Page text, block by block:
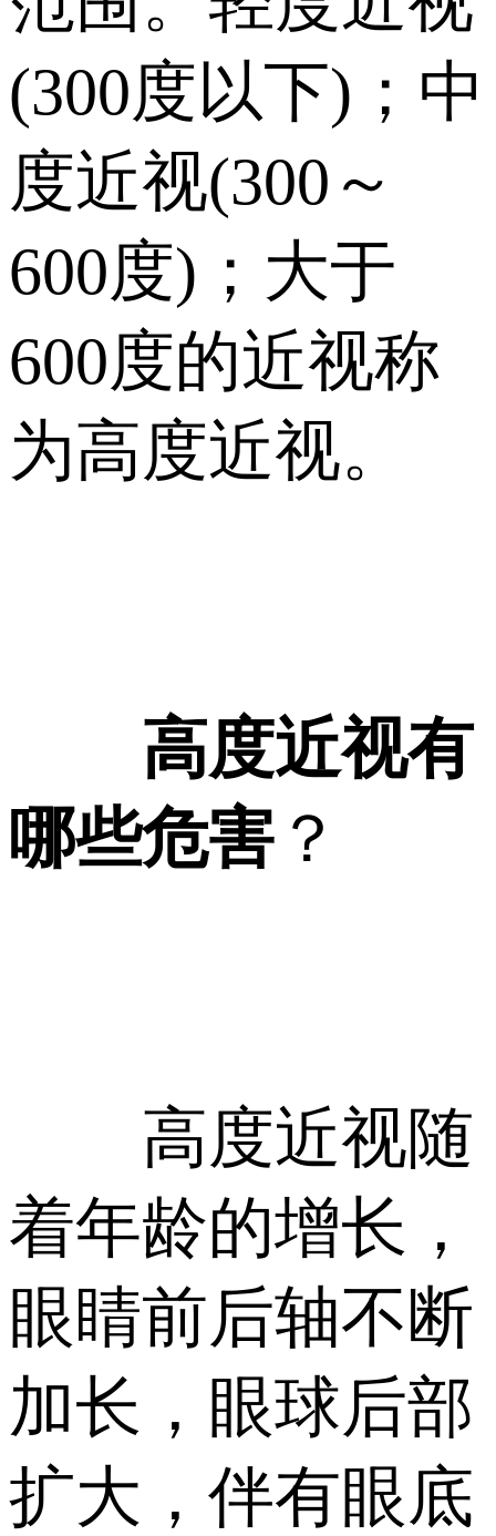
(300度以下)；中
度近视(300～
600度)；大于
600度的近视称
为高度近视。
高度近视有
哪些危害 ？
高度近视随
着年龄的增长，
眼睛前后轴不断
加长，眼球后部
扩大，伴有眼底